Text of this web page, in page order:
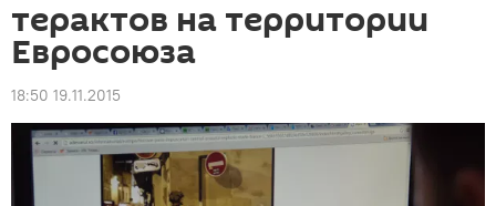
терактов на территории
Евросоюза
18:50 19.11.2015